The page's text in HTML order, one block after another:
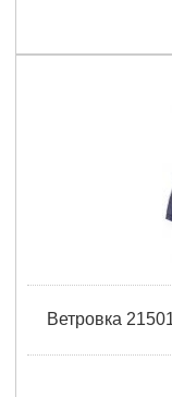
Ветровка